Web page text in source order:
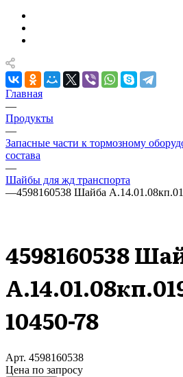
Главная
—
Продукты
—
Запасные части к тормозному
состава
—
Шайбы для жд транспорта
—4598160538 Шайба
4598160538
10450-78
Арт. 4598160538
Цена по запросу